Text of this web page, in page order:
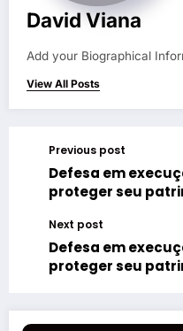
David Viana
Add your Biographical
View All Posts
Previous post
Defesa em
proteger seu
Next post
Defesa em
proteger seu